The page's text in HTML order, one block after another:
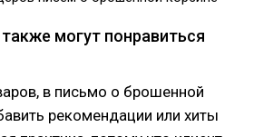
могут понравиться
в письмо о брошенной
рекомендации или хиты